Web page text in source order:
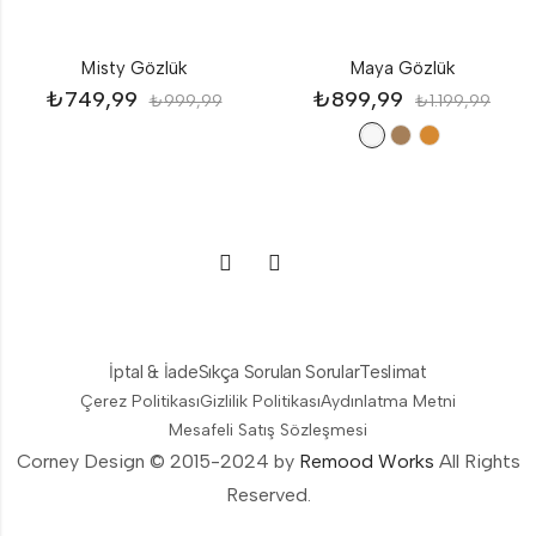
Misty Gözlük
₺749,99 ₺999,99
Maya Gözlük
₺899,99 ₺1.199,99
İptal & İadeSıkça Sorulan SorularTeslimat
Çerez PolitikasıGizlilik PolitikasıAydınlatma Metni
Mesafeli Satış Sözleşmesi
Corney Design © 2015-2024 by Remood Works All Rights
Reserved.